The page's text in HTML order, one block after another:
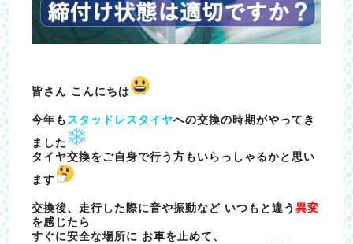
皆さん こんにちは
今年もスタッドレスタイヤへの交換の時期がやってき
ました
タイヤ交換をご自身で行う方もいらっしゃるかと思い
ます
交換後、走行した際に音や振動など いつもと違う 異変
を感じたら
すぐに安全な場所に お車を止めて、